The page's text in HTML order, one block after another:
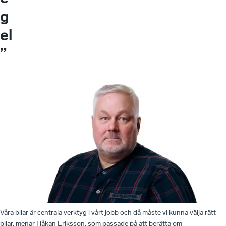
g
el
”
Våra bilar är centrala verktyg i vårt jobb och då måste vi kunna välja rätt
bilar, menar Håkan Eriksson, som passade på att berätta om